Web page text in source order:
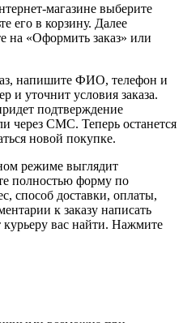
магазине выберите
его в корзину. Далее
на «Оформить заказ» или
напишите ФИО, телефон и
и уточнит условия заказа.
подтверждение
через СМС. Теперь останется
новой покупке.
режиме выглядит
полностью форму по
способ доставки, оплаты,
к заказу написать
вас найти. Нажмите